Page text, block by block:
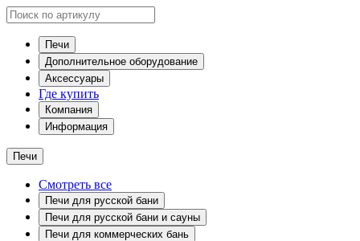
Печи
Дополнительное оборудование
Аксессуары
Где купить
Компания
Информация
Печи
Смотреть все
Печи для русской бани
Печи для русской бани и сауны
Печи для коммерческих бань